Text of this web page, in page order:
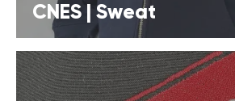
CNES | Sweat